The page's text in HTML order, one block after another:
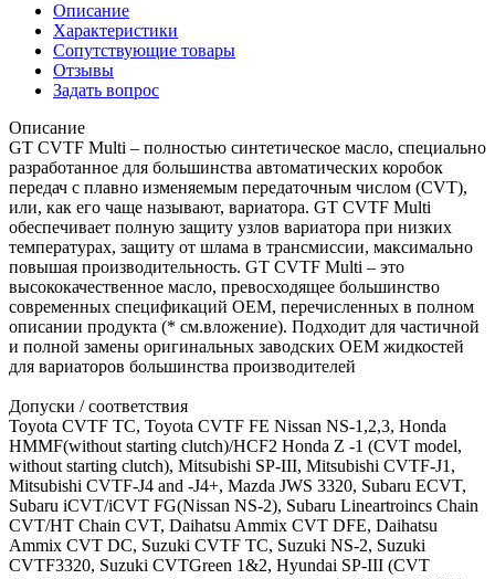
Описание
Характеристики
Сопутствующие товары
Отзывы
Задать вопрос
Описание
GT CVTF Multi – полностью синтетическое масло, специально
разработанное для большинства автоматических коробок
передач с плавно изменяемым передаточным числом (CVT),
или, как его чаще называют, вариатора. GT CVTF Multi
обеспечивает полную защиту узлов вариатора при низких
температурах, защиту от шлама в трансмиссии, максимально
повышая производительность. GT CVTF Multi – это
высококачественное масло, превосходящее большинство
современных спецификаций OEM, перечисленных в полном
описании продукта (* см.вложение). Подходит для частичной
и полной замены оригинальных заводских OEM жидкостей
для вариаторов большинства производителей
Допуски / соответствия
Toyota CVTF TC, Toyota CVTF FE Nissan NS-1,2,3, Honda
HMMF(without starting clutch)/HCF2 Honda Z -1 (CVT model,
without starting clutch), Mitsubishi SP-III, Mitsubishi CVTF-J1,
Mitsubishi CVTF-J4 and -J4+, Mazda JWS 3320, Subaru ECVT,
Subaru iCVT/iCVT FG(Nissan NS-2), Subaru Lineartroincs Chain
CVT/HT Chain CVT, Daihatsu Ammix CVT DFE, Daihatsu
Ammix CVT DC, Suzuki CVTF TC, Suzuki NS-2, Suzuki
CVTF3320, Suzuki CVTGreen 1&2, Hyundai SP-III (CVT